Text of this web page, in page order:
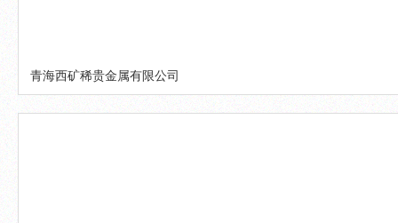
青海西矿稀贵金属有限公司